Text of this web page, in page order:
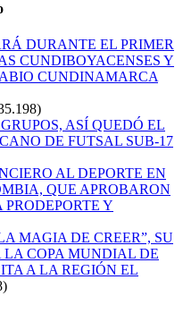
DURANTE EL PRIMER
CUNDIBOYACENSES Y
CUNDINAMARCA
ASÍ QUEDÓ EL
DE FUTSAL SUB-17
AL DEPORTE EN
QUE APROBARON
Y
MAGIA DE CREER”, SU
COPA MUNDIAL DE
A LA REGIÓN EL